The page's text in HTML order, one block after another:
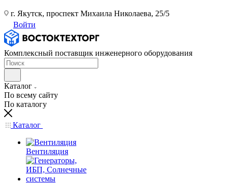
г. Якутск, проспект Михаила Николаева, 25/5
Войти
Комплексный поставщик инженерного оборудования
Каталог
По всему сайту
По каталогу
Каталог
Вентиляция